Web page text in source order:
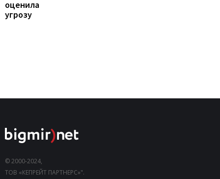
оценила
угрозу
© 2000-2024,
ТОВ «КЕПРЕЙТ ПАРТНЕРС»".